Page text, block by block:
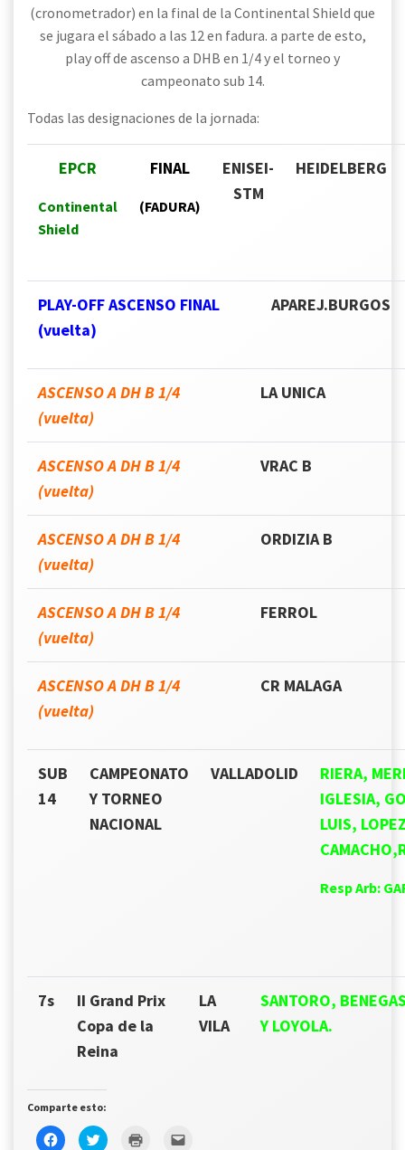
(cronometrador) en la final de la Continental Shield que
se jugara el sábado a las 12 en fadura. a parte de esto,
play off de ascenso a DHB en 1/4 y el torneo y
campeonato sub 14.
Todas las designaciones de la jornada:
EPCR
Continental
Shield
FINAL
(FADURA)
ENISEI-
STM
HEIDELBERG
PLAY-OFF ASCENSO FINAL
(vuelta)
APAREJ.BURGOS
ASCENSO A DH B 1/4
(vuelta)
LA UNICA
ASCENSO A DH B 1/4
(vuelta)
VRAC B
ASCENSO A DH B 1/4
(vuelta)
ORDIZIA B
ASCENSO A DH B 1/4
(vuelta)
FERROL
ASCENSO A DH B 1/4
(vuelta)
CR MALAGA
SUB
14
CAMPEONATO
Y TORNEO
NACIONAL
VALLADOLID
RIERA,
IGLESIA,
LUIS,
Resp Arb:
7s
II Grand Prix
Copa de la
Reina
LA
VILA
SANTORO,
Y LOYOLA.
Comparte esto:
Haz Haz